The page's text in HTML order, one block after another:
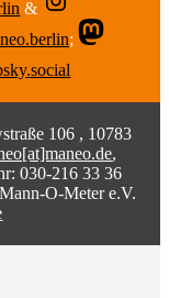
&
;
106 , 10783
,
030-216 33 36
O-Meter e.V.